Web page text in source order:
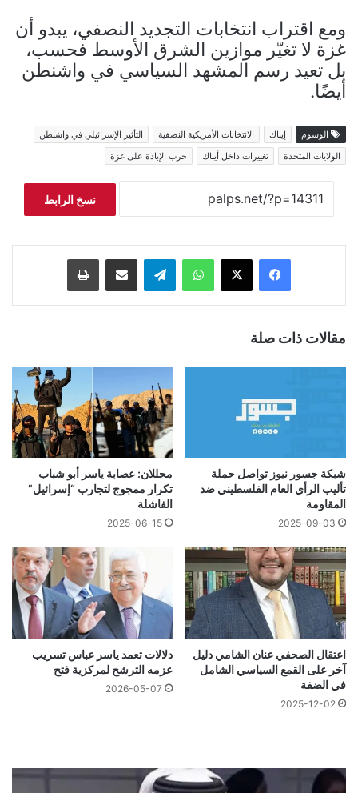
ومع اقتراب انتخابات التجديد النصفي، يبدو أن
غزة لا تغيّر موازين الشرق الأوسط فحسب،
بل تعيد رسم المشهد السياسي في واشنطن
أيضًا.
الوسوم إيباك الانتخابات الأمريكية النصفية
التأثير الإسرائيلي في واشنطن
الولايات المتحدة
تغييرات داخل أيباك حرب الإبادة على غزة
نسخ الرابط
فيسبوك ‫X واتساب تيلقرام مشاركة عبر البريد طباعة
مقالات ذات صلة
شبكة جسور نيوز تواصل حملة
تأليب الرأي العام الفلسطيني ضد
المقاومة
2025-09-03
محللان: عصابة ياسر أبو شباب
تكرار ممجوج لتجارب “إسرائيل”
الفاشلة
2025-06-15
اعتقال الصحفي عنان الشامي دليل
آخر على القمع السياسي الشامل
في الضفة
2025-12-02
دلالات تعمد ياسر عباس تسريب
عزمه الترشح لمركزية فتح
2026-05-07